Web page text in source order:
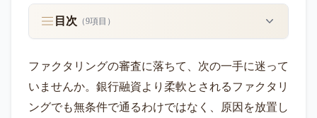
目次 （9項目）
ファクタリングの審査に落ちて、次の一手に迷って
いませんか。銀行融資より柔軟とされるファクタリ
ングでも無条件で通るわけではなく、原因を放置し